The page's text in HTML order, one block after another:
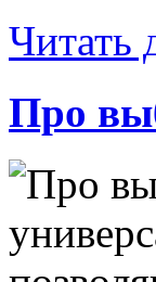
Читать
Про